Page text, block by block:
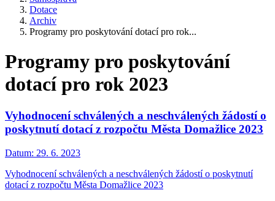
Dotace
Archiv
Programy pro poskytování dotací pro rok...
Programy pro poskytování
dotací pro rok 2023
Vyhodnocení schválených a neschválených žádostí o
poskytnutí dotací z rozpočtu Města Domažlice 2023
Datum: 29. 6. 2023
Vyhodnocení schválených a neschválených žádostí o poskytnutí
dotací z rozpočtu Města Domažlice 2023